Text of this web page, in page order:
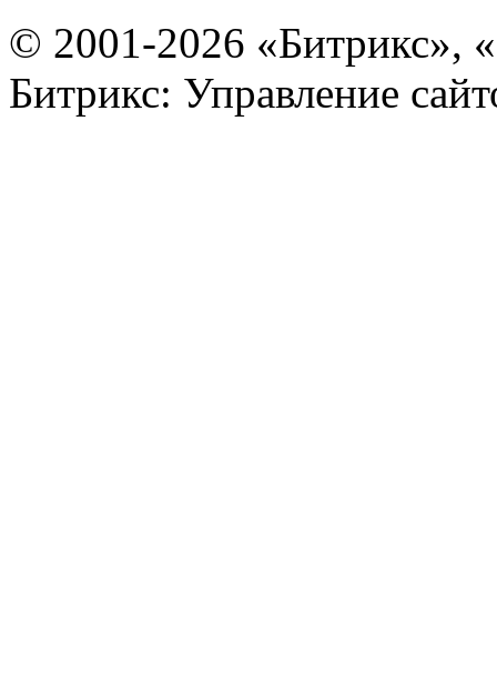
© 2001-2026 «Битрикс»,
Битрикс: Управление